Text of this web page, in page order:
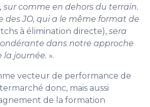
sur comme en dehors du terrain.
des JO, qui a le même format de
à élimination directe), sera
dans notre approche
la journée. ».
vecteur de performance de
donc, mais aussi
de la formation